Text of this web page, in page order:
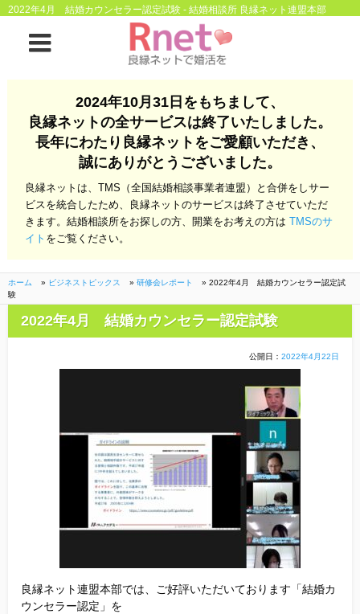
良縁ネットとは
お金のこと
会社概要
よくある質問
る質問
開業支援
2022年4月 結婚カウンセラー認定試験 - 結婚相談所 良縁ネット連盟本部
2024年10月31日をもちまして、
良縁ネットの全サービスは終了いたしました。
長年にわたり良縁ネットをご愛顧いただき、
誠にありがとうございました。
良縁ネットは、TMS（全国結婚相談事業者連盟）と合併をしサー
ビスを統合したため、良縁ネットのサービスは終了させていただ
きます。結婚相談所をお探しの方、開業をお考えの方はTMSのサ
イト をご覧ください。
ホーム » ビジネストピックス » 研修会レポート » 2022年4月 結婚カウンセラー認定試
験
2022年4月 結婚カウンセラー認定試験
公開日： 2022年4月22日
良縁ネット連盟本部では、ご好評いただいております「結婚カ
ウンセラー認定」を